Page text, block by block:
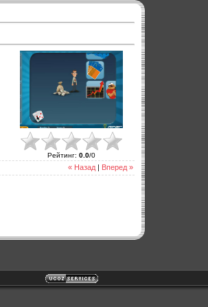
Рейтинг: 0.0/0
« Назад Вперед »